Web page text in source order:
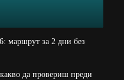
маршрут за 2 дни без
да провериш преди